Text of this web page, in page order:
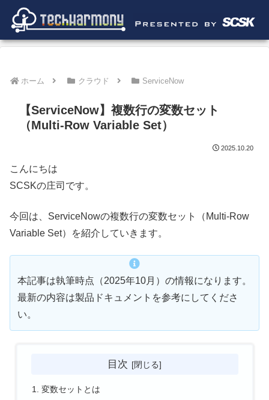
ホーム クラウド ServiceNow
【ServiceNow】複数行の変数セット
（Multi-Row Variable Set）
2025.10.20
こんにちは
SCSKの庄司です。
今回は、ServiceNowの複数行の変数セット（Multi-Row
Variable Set）を紹介していきます。
本記事は執筆時点（2025年10月）の情報になります。
最新の内容は製品ドキュメントを参考にしてくださ
い。
目次
変数セットとは